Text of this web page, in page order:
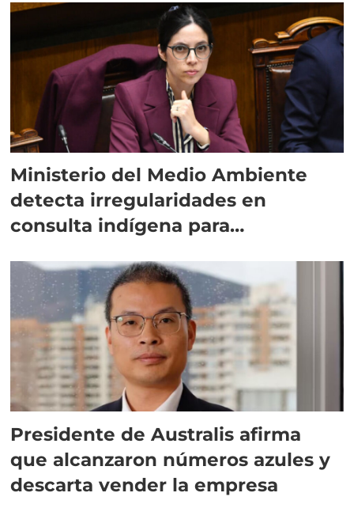
Ministerio del Medio Ambiente
detecta irregularidades en
consulta indígena para
Presidente de Australis afirma
que alcanzaron números azules y
descarta vender la empresa